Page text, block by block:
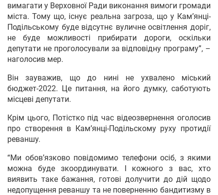
вимагати у Верховної Ради виконання вимоги громади
міста. Тому що, існує реальна загроза, що у Кам’янці-
Подільському буде відсутнє вуличне освітлення доріг,
не буде можливості прибирати дороги, оскільки
депутати не проголосували за відповідну програму”, –
наголосив мер.
Він зауважив, що до нині не ухвалено міський
бюджет-2022. Це питання, на його думку, саботують
місцеві депутати.
Крім цього, Потістко під час відеозвернення оголосив
про створення в Кам’янці-Подільскому руху протидії
реваншу.
“Ми обов’язково повідомимо телефони осіб, з якими
можна буде зкоординувати. І кожного з вас, хто
виявить таке бажання, готові долучити до дій щодо
недопущення реваншу та не поверненню бандитизму в